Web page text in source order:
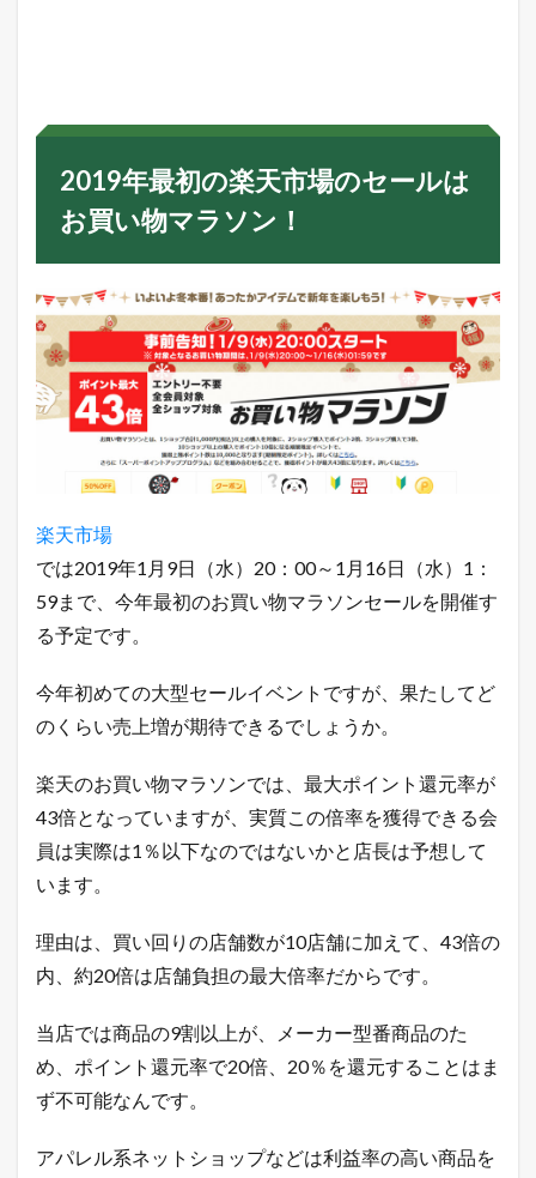
楽
市
場
の
ー
ル
は
お
買
い
物
！
1.1
店
の
イ
ッ
タ
「
ガ
売
れ
E
論
」
を
イ
ト
中
！
れ
2019年最初の楽天市場のセールは
お買い物マラソン！
楽天市場
では2019年1月9日（水）20：00～1月16日（水）1：
59まで、今年最初のお買い物マラソンセールを開催す
る予定です。
今年初めての大型セールイベントですが、果たしてど
のくらい売上増が期待できるでしょうか。
楽天のお買い物マラソンでは、最大ポイント還元率が
43倍となっていますが、実質この倍率を獲得できる会
員は実際は1％以下なのではないかと店長は予想して
います。
理由は、買い回りの店舗数が10店舗に加えて、43倍の
内、約20倍は店舗負担の最大倍率だからです。
当店では商品の9割以上が、メーカー型番商品のた
め、ポイント還元率で20倍、20％を還元することはま
ず不可能なんです。
アパレル系ネットショップなどは利益率の高い商品を